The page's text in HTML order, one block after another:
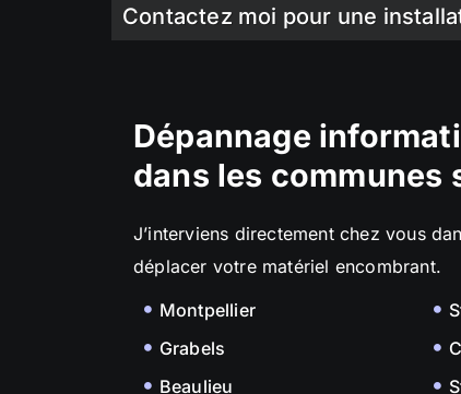
Contactez moi pour une
Dépannage
dans les communes
J’interviens directement chez vous
déplacer votre matériel encombrant.
Montpellier
Grabels
Beaulieu